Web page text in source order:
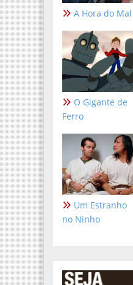
A Hora do Mal
O Gigante de
Ferro
Um Estranho
no Ninho